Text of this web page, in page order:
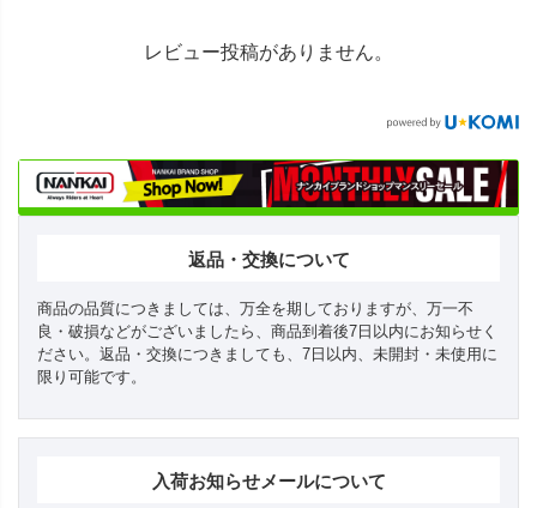
レビュー投稿がありません。
返品・交換について
商品の品質につきましては、万全を期しておりますが、万一不
良・破損などがございましたら、商品到着後7日以内にお知らせく
ださい。返品・交換につきましても、7日以内、未開封・未使用に
限り可能です。
入荷お知らせメールについて